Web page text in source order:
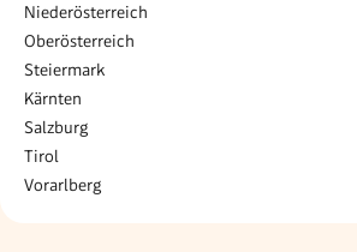
Niederösterreich
Oberösterreich
Steiermark
Kärnten
Salzburg
Tirol
Vorarlberg